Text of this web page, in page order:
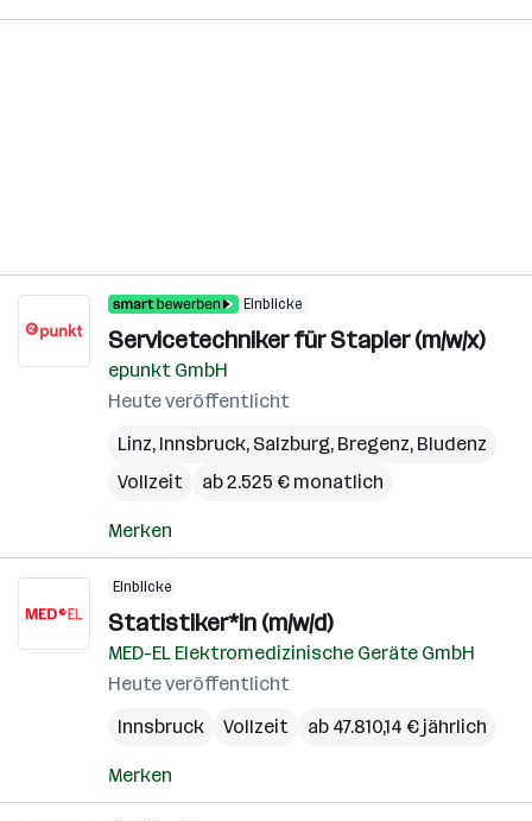
Einblicke
Servicetechniker für Stapler (m/w/x)
epunkt GmbH
Heute veröffentlicht
Linz, Innsbruck, Salzburg, Bregenz, Bludenz
Vollzeit
ab 2.525 € monatlich
Merken
Einblicke
Statistiker*in (m/w/d)
MED-EL Elektromedizinische Geräte GmbH
Heute veröffentlicht
Innsbruck
Vollzeit ab 47.810,14 € jährlich
Merken